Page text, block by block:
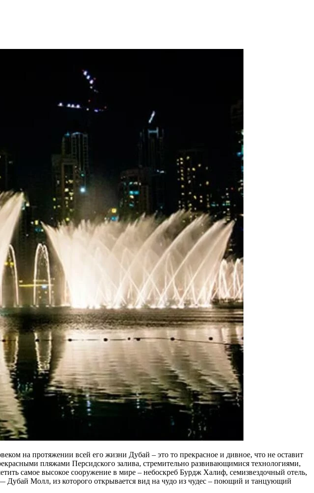
на протяжении всей его жизни Дубай – это то прекрасное и дивное, что не оставит
пляжами Персидского залива, стремительно развивающимися технологиями,
самое высокое сооружение в мире – небоскреб Бурдж Халиф, семизвездочный отель,
Молл, из которого открывается вид на чудо из чудес – поющий и танцующий